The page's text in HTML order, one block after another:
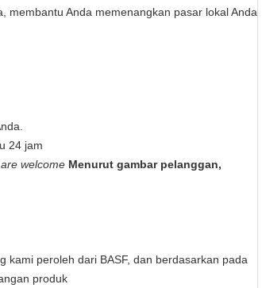
membantu Anda memenangkan pasar lokal Anda
24 jam
welcome Menurut gambar pelanggan,
kami peroleh dari BASF, dan berdasarkan pada
produk